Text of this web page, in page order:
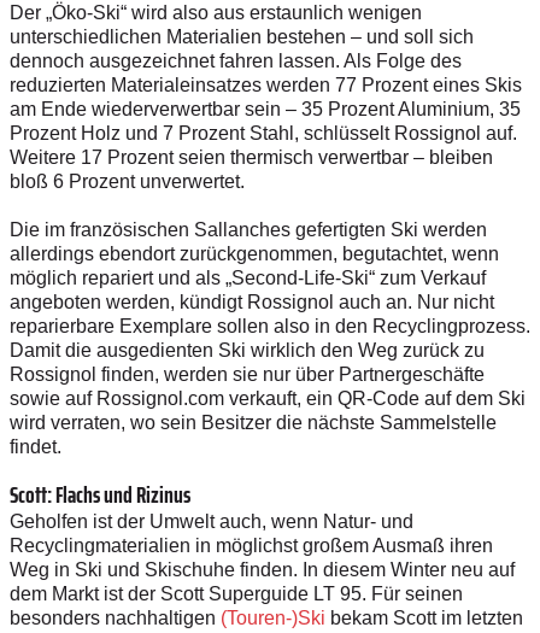
Der „Öko-Ski“ wird also aus erstaunlich wenigen
unterschiedlichen Materialien bestehen – und soll sich
dennoch ausgezeichnet fahren lassen. Als Folge des
reduzierten Materialeinsatzes werden 77 Prozent eines Skis
am Ende wiederverwertbar sein – 35 Prozent Aluminium, 35
Prozent Holz und 7 Prozent Stahl, schlüsselt Rossignol auf.
Weitere 17 Prozent seien thermisch verwertbar – bleiben
bloß 6 Prozent unverwertet.
Die im französischen Sallanches gefertigten Ski werden
allerdings ebendort zurückgenommen, begutachtet, wenn
möglich repariert und als „Second-Life-Ski“ zum Verkauf
angeboten werden, kündigt Rossignol auch an. Nur nicht
reparierbare Exemplare sollen also in den Recyclingprozess.
Damit die ausgedienten Ski wirklich den Weg zurück zu
Rossignol finden, werden sie nur über Partnergeschäfte
sowie auf Rossignol.com verkauft, ein QR-Code auf dem Ski
wird verraten, wo sein ­Besitzer die nächste Sammelstelle
findet.
Scott: Flachs und Rizinus
Geholfen ist der Umwelt auch, wenn Natur- und
Recyclingmaterialien in möglichst großem Ausmaß ihren
Weg in Ski und Skischuhe finden. In diesem Winter neu auf
dem Markt ist der Scott Superguide LT 95. Für seinen
besonders nachhaltigen (Touren-)Ski bekam Scott im letzten